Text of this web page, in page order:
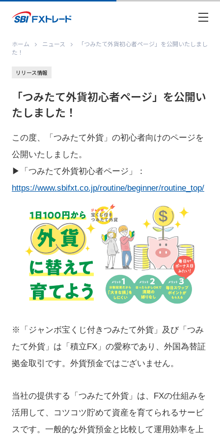
ホーム ニュース
「つみたて外貨初心者ページ」を公開いたしまし
た！
リリース情報
「つみたて外貨初心者ページ」を公開い
たしました！
この度、「つみたて外貨」の初心者向けのページを
公開いたしました。
▶「つみたて外貨初心者ページ」：
https://www.sbifxt.co.jp/routine/beginner/routine_top/
※「ジャンボ宝くじ付きつみたて外貨」及び「つみ
たて外貨」は「積立FX」の愛称であり、外国為替証
拠金取引です。外貨預金ではございません。
当社の提供する「つみたて外貨」は、FXの仕組みを
活用して、コツコツ貯めて資産を育てられるサービ
スです。一般的な外貨預金と比較して運用効率を上